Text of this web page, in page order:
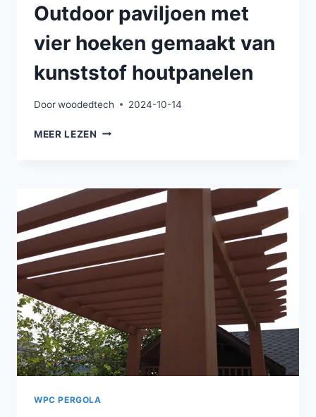
Outdoor paviljoen met
vier hoeken gemaakt van
kunststof houtpanelen
Doorwoodedtech 2024-10-14
MEER LEZEN OUTDOOR
HOEKEN
GEMAAKT
VAN
KUNSTSTOF
HOUTPANELEN
WPC PERGOLA